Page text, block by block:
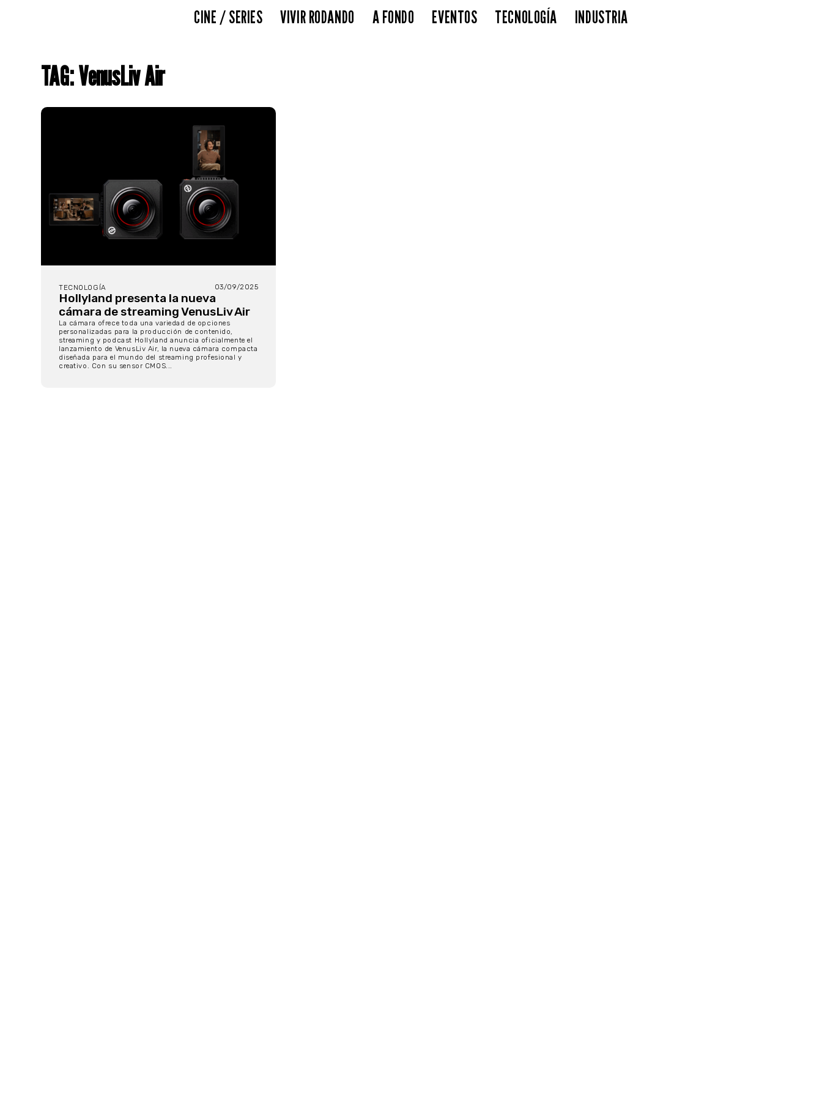
CINE / SERIES VIVIR RODANDO A FONDO EVENTOS TECNOLOGÍA INDUSTRIA
TAG: VenusLiv Air
TECNOLOGÍA 03/09/2025
Hollyland presenta la nueva
cámara de streaming VenusLiv Air
La cámara ofrece toda una variedad de opciones
personalizadas para la producción de contenido,
streaming y podcast Hollyland anuncia oficialmente el
lanzamiento de VenusLiv Air, la nueva cámara compacta
diseñada para el mundo del streaming profesional y
creativo. Con su sensor CMOS...